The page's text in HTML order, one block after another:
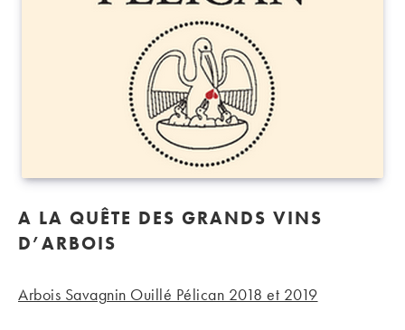
A LA QUÊTE DES GRANDS VINS
D’ARBOIS
Arbois Savagnin Ouillé Pélican 2018 et 2019